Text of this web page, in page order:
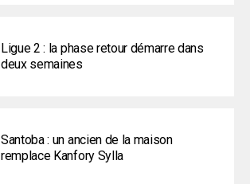
Ligue 2 : la phase retour démarre dans
deux semaines
Santoba : un ancien de la maison
remplace Kanfory Sylla